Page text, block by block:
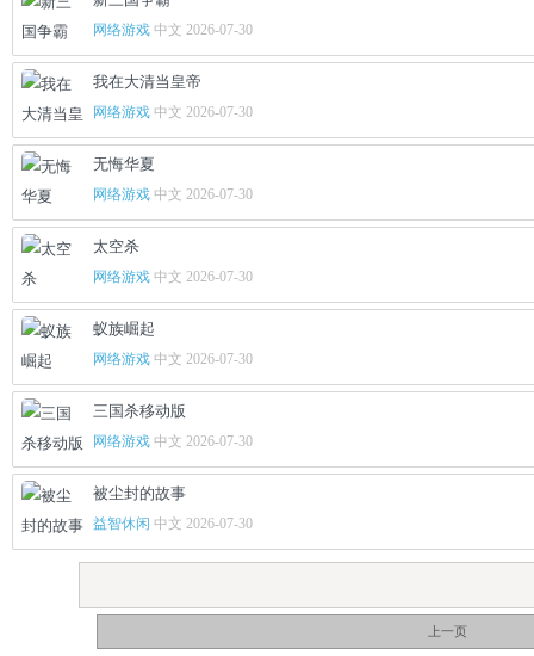
网络游戏 中文 2026-07-30
我在大清当皇帝
网络游戏 中文 2026-07-30
无悔华夏
网络游戏 中文 2026-07-30
太空杀
网络游戏 中文 2026-07-30
蚁族崛起
网络游戏 中文 2026-07-30
三国杀移动版
网络游戏 中文 2026-07-30
被尘封的故事
益智休闲 中文 2026-07-30
上一页